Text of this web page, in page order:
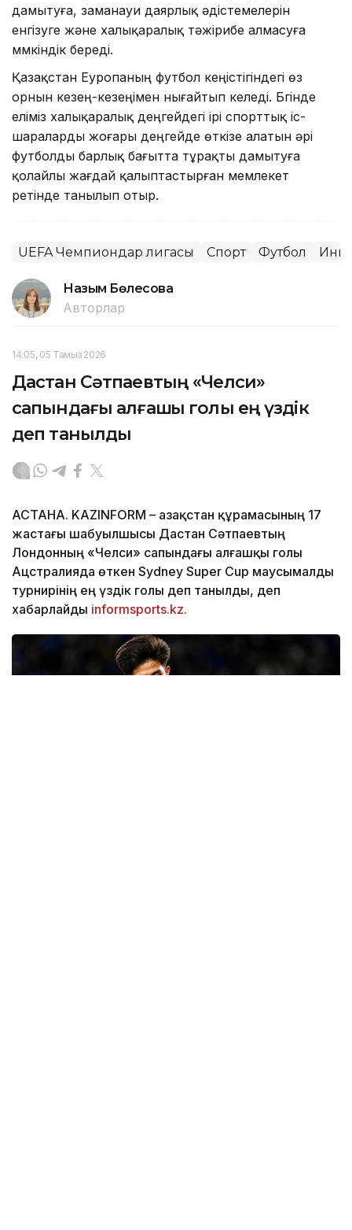
дамытуға, заманауи даярлық әдістемелерін
енгізуге және халықаралық тәжірибе алмасуға
мүмкіндік береді.
Қазақстан Еуропаның футбол кеңістігіндегі өз
орнын кезең-кезеңімен нығайтып келеді. Бүгінде
еліміз халықаралық деңгейдегі ірі спорттық іс-
шараларды жоғары деңгейде өткізе алатын әрі
футболды барлық бағытта тұрақты дамытуға
қолайлы жағдай қалыптастырған мемлекет
ретінде танылып отыр.
UEFA Чемпиондар лигасы Спорт Футбол
Назым Бөлесова
Авторлар
14:05, 05 Тамыз 2026
Дастан Сәтпаевтың «Челси»
сапындағы алғашқы голы ең үздік
деп танылды
АСТАНА. KAZINFORM – Қазақстан құрамасының 17
жастағы шабуылшысы Дастан Сәтпаевтың
Лондонның «Челси» сапындағы алғашқы голы
Ацстралияда өткен Sydney Super Cup маусымалды
турнирінің ең үздік голы деп танылды, деп
хабарлайды informsports.kz.